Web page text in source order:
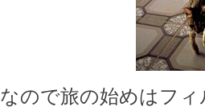
なので旅の始めはフ